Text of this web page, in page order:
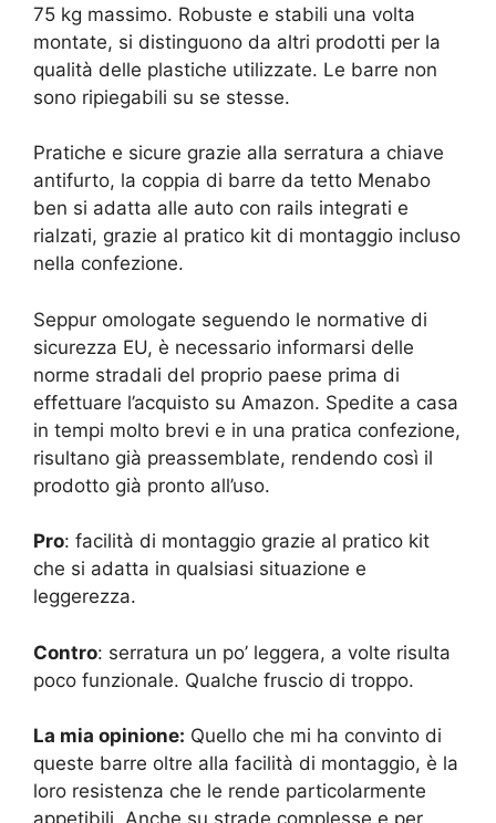
75 kg massimo. Robuste e stabili una volta
montate, si distinguono da altri prodotti per la
qualità delle plastiche utilizzate. Le barre non
sono ripiegabili su se stesse.
Pratiche e sicure grazie alla serratura a chiave
antifurto, la coppia di barre da tetto Menabo
ben si adatta alle auto con rails integrati e
rialzati, grazie al pratico kit di montaggio incluso
nella confezione.
Seppur omologate seguendo le normative di
sicurezza EU, è necessario informarsi delle
norme stradali del proprio paese prima di
effettuare l’acquisto su Amazon. Spedite a casa
in tempi molto brevi e in una pratica confezione,
risultano già preassemblate, rendendo così il
prodotto già pronto all’uso.
Pro: facilità di montaggio grazie al pratico kit
che si adatta in qualsiasi situazione e
leggerezza.
Contro: serratura un po’ leggera, a volte risulta
poco funzionale. Qualche fruscio di troppo.
La mia opinione: Quello che mi ha convinto di
queste barre oltre alla facilità di montaggio, è la
loro resistenza che le rende particolarmente